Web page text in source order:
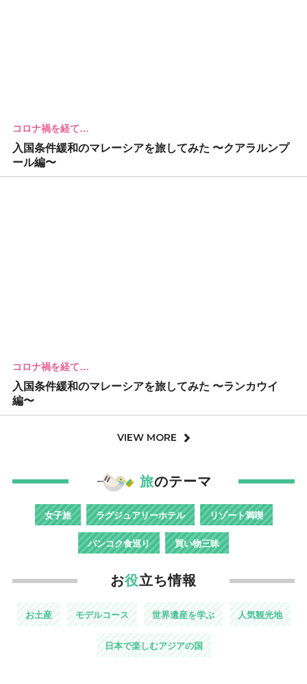
コロナ禍を経て…
入国条件緩和のマレーシアを旅してみた 〜クアラルンプ
ール編〜
コロナ禍を経て…
入国条件緩和のマレーシアを旅してみた 〜ランカウイ
編〜
VIEW MORE
旅のテーマ
女子旅 ラグジュアリーホテル リゾート満喫
バンコク食巡り 買い物三昧
お役立ち情報
お土産 モデルコース 世界遺産を学ぶ 人気観光地
日本で楽しむアジアの国